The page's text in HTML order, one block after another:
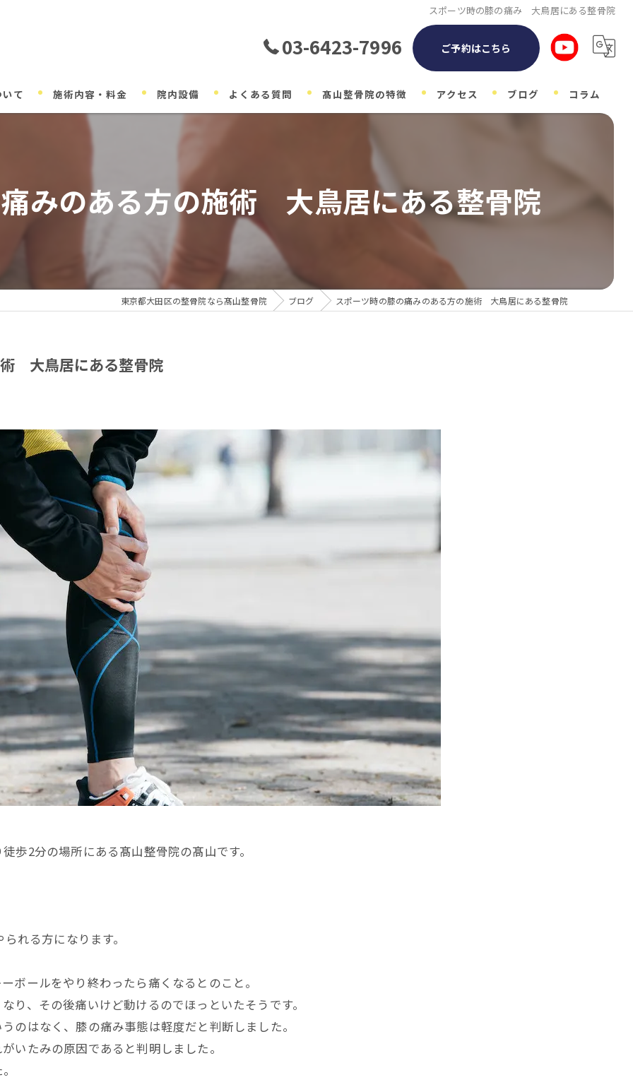
スポーツ時の膝の痛み 大鳥居にある整骨院
03-6423-7996 ご予約はこちら
て 施術内容・料金 院内設備 よくある質問 髙山整骨院の特徴
子ども
アクセス ブログ コラム
みのある方の施術 大鳥居にある整骨院
東京都大田区の整骨院なら髙山整骨院 ブログ スポーツ時の膝の痛みのある方の施術 大鳥居にある整骨院
大鳥居にある整骨院
歩2分の場所にある髙山整骨院の髙山です。
れる方になります。
ボールをやり終わったら痛くなるとのこと。
り、その後痛いけど動けるのでほっといたそうです。
のはなく、膝の痛み事態は軽度だと判断しました。
いたみの原因であると判明しました。